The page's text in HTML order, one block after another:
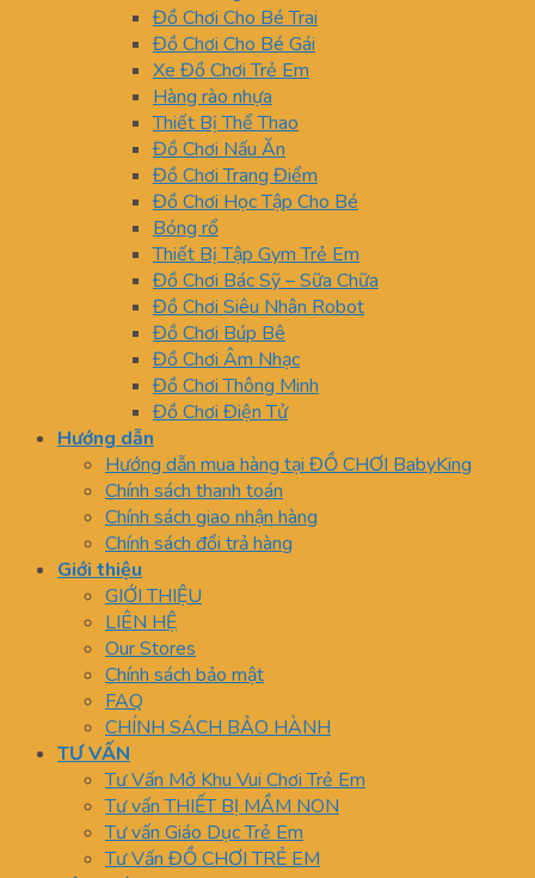
Đồ Chơi Cho Bé Trai
Đồ Chơi Cho Bé Gái
Xe Đồ Chơi Trẻ Em
Hàng rào nhựa
Thiết Bị Thể Thao
Đồ Chơi Nấu Ăn
Đồ Chơi Trang Điểm
Đồ Chơi Học Tập Cho Bé
Bóng rổ
Thiết Bị Tập Gym Trẻ Em
Đồ Chơi Bác Sỹ – Sữa Chữa
Đồ Chơi Siêu Nhân Robot
Đồ Chơi Búp Bê
Đồ Chơi Âm Nhạc
Đồ Chơi Thông Minh
Đồ Chơi Điện Tử
Hướng dẫn
Hướng dẫn mua hàng tại ĐỒ CHƠI BabyKing
Chính sách thanh toán
Chính sách giao nhận hàng
Chính sách đổi trả hàng
Giới thiệu
GIỚI THIỆU
LIÊN HỆ
Our Stores
Chính sách bảo mật
FAQ
CHÍNH SÁCH BẢO HÀNH
TƯ VẤN
Tư Vấn Mở Khu Vui Chơi Trẻ Em
Tư vấn THIẾT BỊ MẦM NON
Tư vấn Giáo Dục Trẻ Em
Tư Vấn ĐỒ CHƠI TRẺ EM